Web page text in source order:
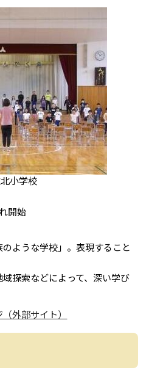
小学校
開始
ような学校」。表現すること
探索などによって、深い学び
外部サイト）